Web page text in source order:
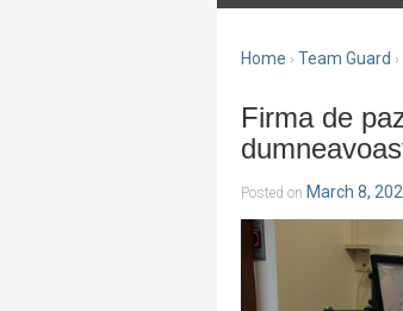
Home › Team Guard ›
Firma de
Posted on March 8,